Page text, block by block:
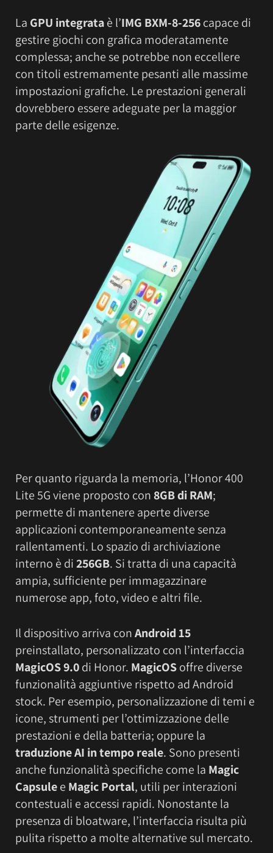
La GPU integrataè l’IMG BXM-8-256capace di
gestire giochi con grafica moderatamente
complessa; anche se potrebbe non eccellere
con titoli estremamente pesanti alle massime
impostazioni grafiche. Le prestazioni generali
dovrebbero essere adeguate per la maggior
parte delle esigenze.
Per quanto riguarda la memoria, l’Honor 400
Lite 5G viene proposto con 8GB di RAM;
permette di mantenere aperte diverse
applicazioni contemporaneamente senza
rallentamenti. Lo spazio di archiviazione
interno è di256GB. Si tratta di una capacità
ampia, sufficiente per immagazzinare
numerose app, foto, video e altri file.
Il dispositivo arriva conAndroid 15
preinstallato, personalizzato con l’interfaccia
MagicOS 9.0di Honor. MagicOSoffre diverse
funzionalità aggiuntive rispetto ad Android
stock. Per esempio, personalizzazione di temi e
icone, strumenti per l’ottimizzazione delle
prestazioni e della batteria; oppure la
traduzione AI in tempo reale. Sono presenti
anche funzionalità specifiche come la Magic
Capsulee Magic Portal, utili per interazioni
contestuali e accessi rapidi. Nonostante la
presenza di bloatware, l’interfaccia risulta più
pulita rispetto a molte alternative sul mercato.